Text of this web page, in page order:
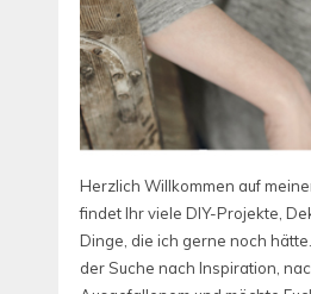
Herzlich Willkommen auf
findet Ihr viele DIY-Projekte,
Dinge, die ich gerne noch
der Suche nach Inspiration,